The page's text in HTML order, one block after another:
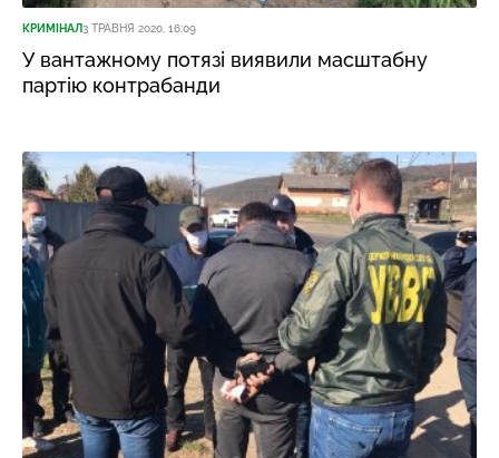
КРИМІНАЛ3 ТРАВНЯ 2020, 16:09
У вантажному потязі виявили масштабну
партію контрабанди